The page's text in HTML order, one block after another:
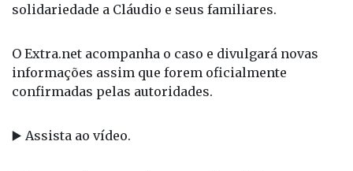
solidariedade a Cláudio e seus familiares.
O Extra.net acompanha o caso e divulgará novas
informações assim que forem oficialmente
confirmadas pelas autoridades.
▶️ Assista ao vídeo.